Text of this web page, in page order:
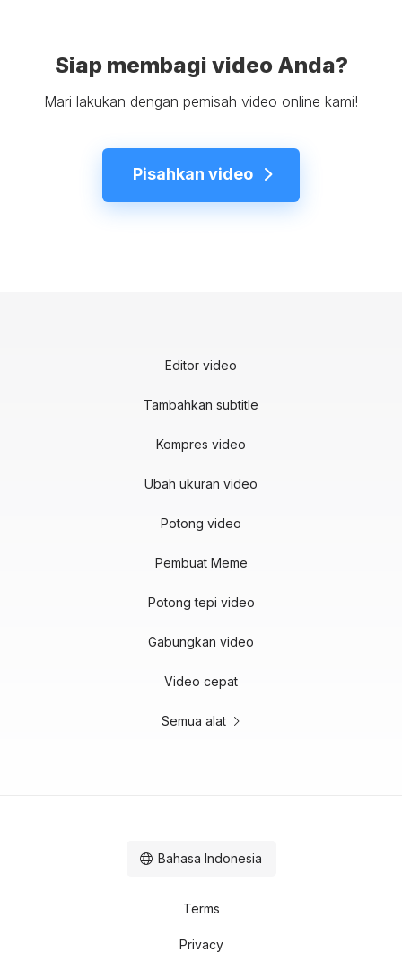
Siap membagi video Anda?
Mari lakukan dengan pemisah video online kami!
Pisahkan video
Editor video
Tambahkan subtitle
Kompres video
Ubah ukuran video
Potong video
Pembuat Meme
Potong tepi video
Gabungkan video
Video cepat
Semua alat
Terms
Privacy
Bahasa Indonesia